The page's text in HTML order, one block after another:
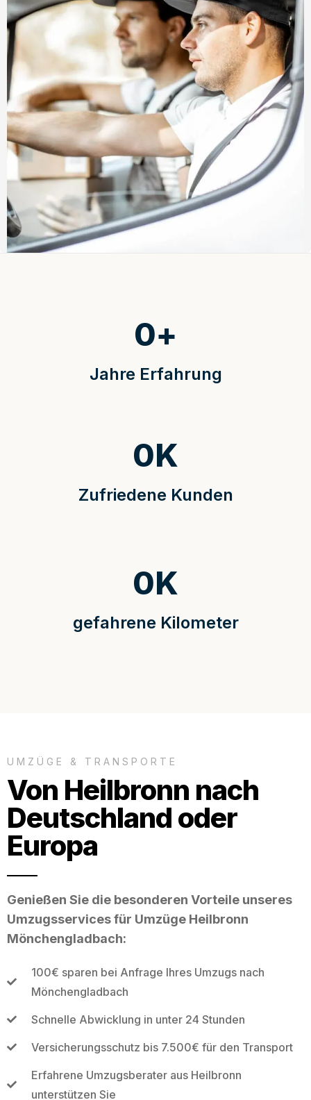
Jahre Erfahrung
0+
Zufriedene Kunden
0K
gefahrene Kilometer
0K
UMZÜGE & TRANSPORTE
Von Heilbronn nach
Deutschland oder
Europa
Genießen Sie die besonderen Vorteile unseres
Umzugsservices für Umzüge Heilbronn
Mönchengladbach:
100€ sparen bei Anfrage Ihres Umzugs nach
Mönchengladbach
Schnelle Abwicklung in unter 24 Stunden
Versicherungsschutz bis 7.500€ für den Transport
Erfahrene Umzugsberater aus Heilbronn
unterstützen Sie